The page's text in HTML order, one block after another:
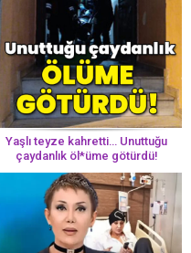
Yaşlı teyze kahretti… Unuttuğu
çaydanlık öl*üme götürdü!